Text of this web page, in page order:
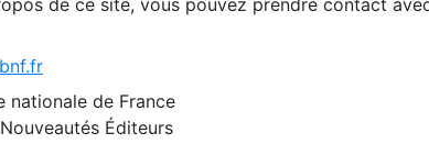
de ce site, vous pouvez prendre contact
nationale de France
Éditeurs